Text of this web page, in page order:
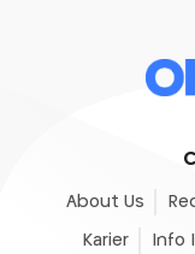
About Us
Karier Info